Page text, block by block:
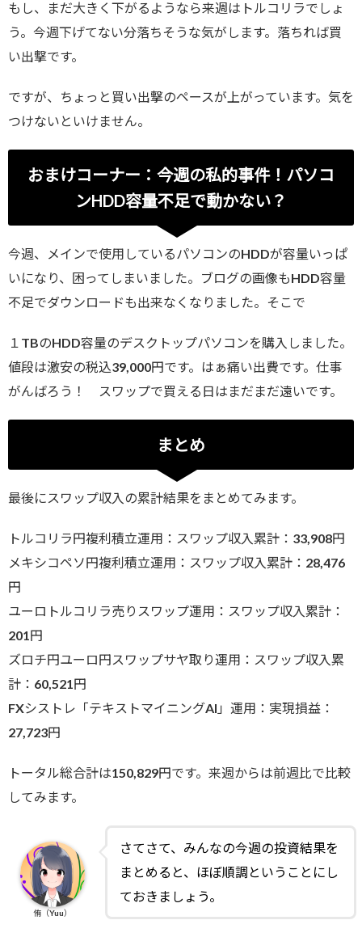
もし、まだ大きく下がるようなら来週はトルコリラでしょ
う。今週下げてない分落ちそうな気がします。落ちれば買
い出撃です。
ですが、ちょっと買い出撃のペースが上がっています。気を
つけないといけません。
おまけコーナー：今週の私的事件！パソコ
ンHDD容量不足で動かない？
今週、メインで使用しているパソコンのHDDが容量いっぱ
いになり、困ってしまいました。ブログの画像もHDD容量
不足でダウンロードも出来なくなりました。そこで
１TBのHDD容量のデスクトップパソコンを購入しました。
値段は激安の税込39,000円です。はぁ痛い出費です。仕事
がんばろう！ スワップで買える日はまだまだ遠いです。
まとめ
最後にスワップ収入の累計結果をまとめてみます。
トルコリラ円複利積立運用：スワップ収入累計：33,908円
メキシコペソ円複利積立運用：スワップ収入累計：28,476
円
ユーロトルコリラ売りスワップ運用：スワップ収入累計：
201円
ズロチ円ユーロ円スワップサヤ取り運用：スワップ収入累
計：60,521円
FXシストレ「テキストマイニングAI」運用：実現損益：
27,723円
トータル総合計は150,829円です。来週からは前週比で比較
してみます。
さてさて、みんなの今週の投資結果を
まとめると、ほぼ順調ということにし
ておきましょう。
侑（Yuu）